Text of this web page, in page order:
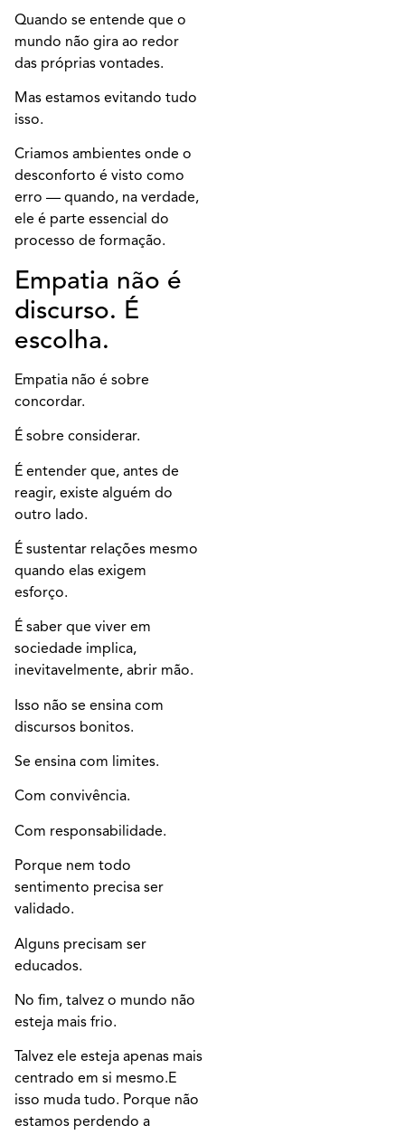
Quando se entende que o
mundo não gira ao redor
das próprias vontades.
Mas estamos evitando tudo
isso.
Criamos ambientes onde o
desconforto é visto como
erro — quando, na verdade,
ele é parte essencial do
processo de formação.
Empatia não é
discurso. É
escolha.
Empatia não é sobre
concordar.
É sobre considerar.
É entender que, antes de
reagir, existe alguém do
outro lado.
É sustentar relações mesmo
quando elas exigem
esforço.
É saber que viver em
sociedade implica,
inevitavelmente, abrir mão.
Isso não se ensina com
discursos bonitos.
Se ensina com limites.
Com convivência.
Com responsabilidade.
Porque nem todo
sentimento precisa ser
validado.
Alguns precisam ser
educados.
No fim, talvez o mundo não
esteja mais frio.
Talvez ele esteja apenas mais
centrado em si mesmo.E
isso muda tudo. Porque não
estamos perdendo a